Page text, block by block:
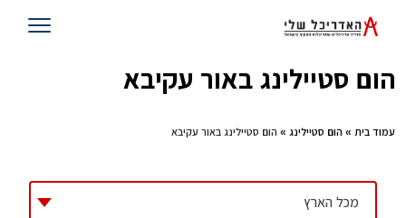
הום סטיילינג באור עקיבא
עמוד בית » הום סטיילינג » הום סטיילינג באור עקיבא
מכל הארץ